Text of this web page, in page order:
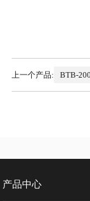
上一个产品: BTB-
产品中心